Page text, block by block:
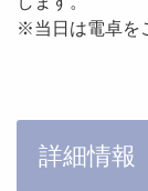
※当日は電卓を
詳細情報